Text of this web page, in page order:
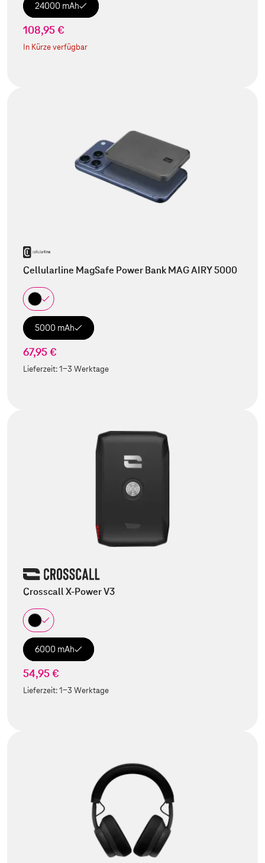
24000 mAh
108,95 €
In Kürze verfügbar
Cellularline MagSafe Power Bank MAG AIRY 5000
5000 mAh
67,95 €
Lieferzeit:1-3 Werktage
Crosscall X-Power V3
6000 mAh
54,95 €
Lieferzeit:1-3 Werktage